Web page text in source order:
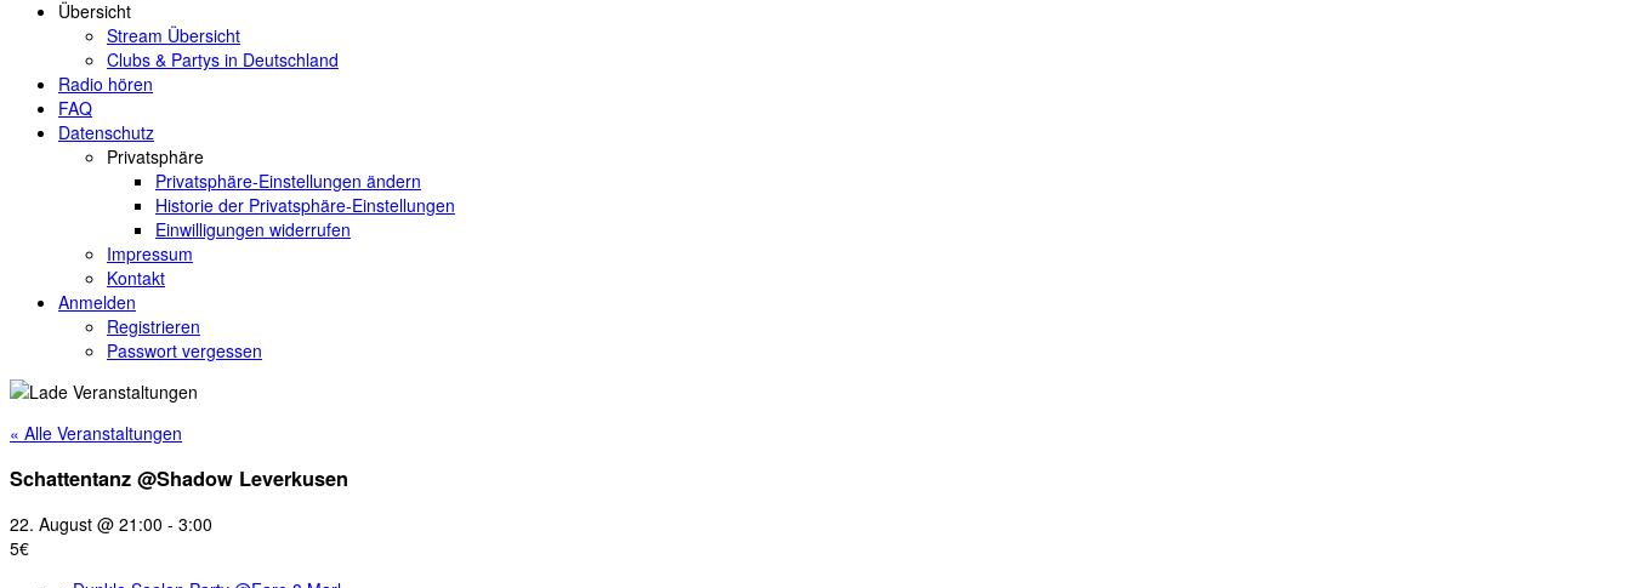
Übersicht
Stream Übersicht
Clubs & Partys in Deutschland
Radio hören
FAQ
Datenschutz
Privatsphäre
Privatsphäre-Einstellungen ändern
Historie der Privatsphäre-Einstellungen
Einwilligungen widerrufen
Impressum
Kontakt
Anmelden
Registrieren
Passwort vergessen
« Alle Veranstaltungen
Schattentanz @Shadow Leverkusen
22. August @ 21:00 - 3:00
5€